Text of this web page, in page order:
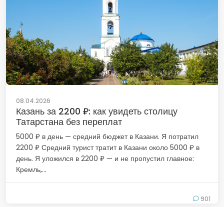
08.04.2026
Казань за 2200 ₽: как увидеть столицу
Татарстана без переплат
5000 ₽ в день — средний бюджет в Казани. Я потратил
2200 ₽ Средний турист тратит в Казани около 5000 ₽ в
день. Я уложился в 2200 ₽ — и не пропустил главное:
Кремль,...
901